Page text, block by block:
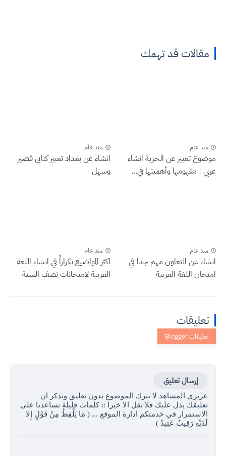
مقالات قد تهمك
منذ عام
موضوع تعبير عن الحرية انشاء
عربي | مفهومها وأهميتها في...
منذ عام
انشاء عن بغداد تعبير كتابي قصير
وسهل
منذ عام
انشاء عن التعاون مهم جدا في
امتحان اللغة العربية
منذ عام
اكثر المواضيع تكراراً في انشاء اللغة
العربية لامتحانات نصف السنة
تعليقات
إرسال تعليق
عزيزي المشاهد لا تترك الموضوع بدون تعليق وتذكر ان
تعليقك يدل عليك فلا تقل الا خيرا :: كلمات قليلة تساعدنا على
الاستمرار في خدمتكم ادارة الموقع ... ( مَا يَلْفِظُ مِنْ قَوْلٍ إِلا
لَدَيْهِ رَقِيبٌ عَتِيدٌ )